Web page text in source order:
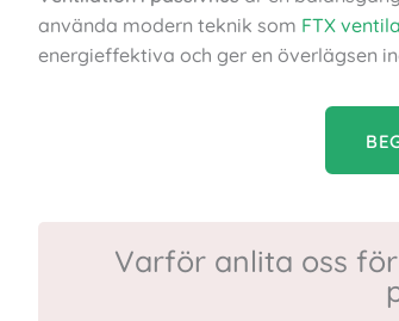
använda modern teknik som FTX
energieffektiva och ger en överlägsen
Varför anlita oss